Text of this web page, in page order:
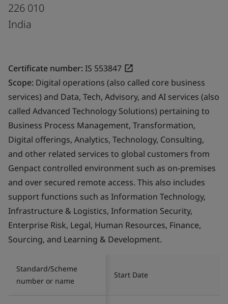
226 010
India
Certificate number:IS 553847
Scope: Digital operations (also called core business
services) and Data, Tech, Advisory, and AI services (also
called Advanced Technology Solutions) pertaining to
Business Process Management, Transformation,
Digital offerings, Analytics, Technology, Consulting,
and other related services to global customers from
Genpact controlled environment such as on-premises
and over secured remote access. This also includes
support functions such as Information Technology,
Infrastructure & Logistics, Information Security,
Enterprise Risk, Legal, Human Resources, Finance,
Sourcing, and Learning & Development.
Standard/Scheme
number or name
Start Date